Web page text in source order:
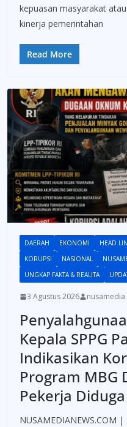
kepuasan masyarakat
kinerja pemerintahan
Read More
DAERAH EKONOMI HEAD
KORUPSI
NASIONAL
UNGKAP FAKTA & REALITA
3 Agustus 2026 nusamedia
Kepala SPPG
Indikasikan
Program MBG
Pekerja
NUSAMEDIANEWS.COM